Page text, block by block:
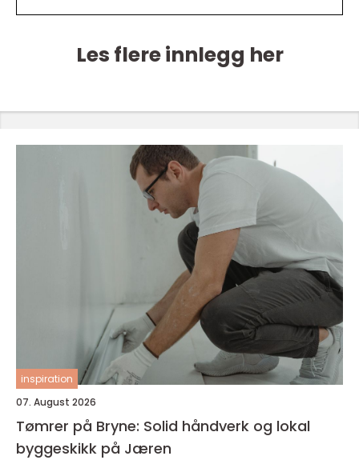
Les flere innlegg her
inspiration
07. August 2026
Tømrer på Bryne: Solid håndverk og lokal
byggeskikk på Jæren